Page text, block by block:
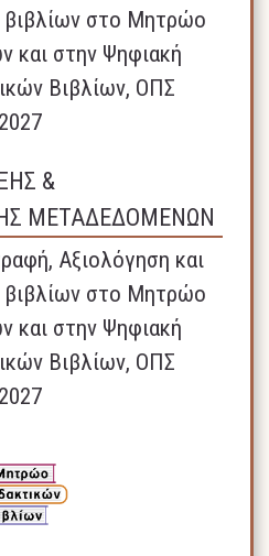
βιβλίων στο Μητρώο
και στην Ψηφιακή
Βιβλίων, ΟΠΣ
&
ΜΕΤΑΔΕΔΟΜΕΝΩΝ
Αξιολόγηση και
βιβλίων στο Μητρώο
και στην Ψηφιακή
Βιβλίων, ΟΠΣ